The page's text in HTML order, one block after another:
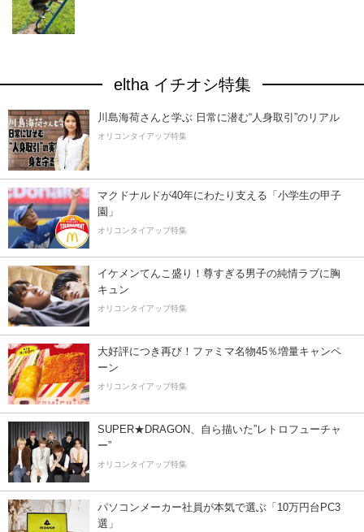
eltha イチオシ特集
川島海荷さんと学ぶ 日常に潜む“人身取引”のリアル
オリコンタイアップ特集
マクドナルドが40年にわたり支える「小学生の甲子
園」
オリコンタイアップ特集
イケメンてんこ盛り！尊すぎる男子の純情ラブに胸
キュン
オリコンタイアップ特集
大好評につき再び！ファミマ名物45％増量キャンペ
ーン
オリコンタイアップ特集
SUPER★DRAGON、自ら描いた”レトロフューチャ
ー”
オリコンタイアップ特集
パソコンメーカー社員が本気で選ぶ「10万円台PC3
選」